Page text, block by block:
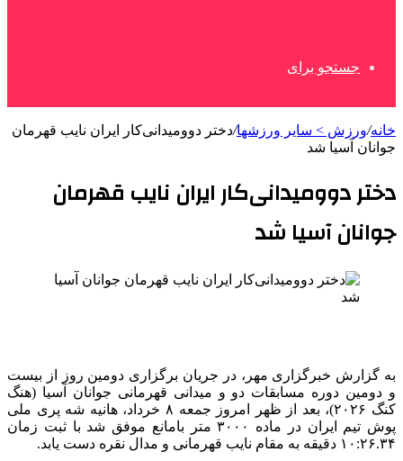
جستجو برای
خانه/ورزش > سایر ورزشها/دختر دوومیدانی‌کار ایران نایب قهرمان
جوانان آسیا شد
دختر دوومیدانی‌کار ایران نایب قهرمان
جوانان آسیا شد
به گزارش خبرگزاری مهر، در جریان برگزاری دومین روز از بیست
و دومین دوره مسابقات دو و میدانی قهرمانی جوانان آسیا (هنگ
کنگ ۲۰۲۶)، بعد از ظهر امروز جمعه ۸ خرداد، هانیه شه پری ملی
پوش تیم ایران در ماده ۳۰۰۰ متر بامانع موفق شد با ثبت زمان
۱۰:۲۶.۳۴ دقیقه به مقام نایب قهرمانی و مدال نقره دست یابد.